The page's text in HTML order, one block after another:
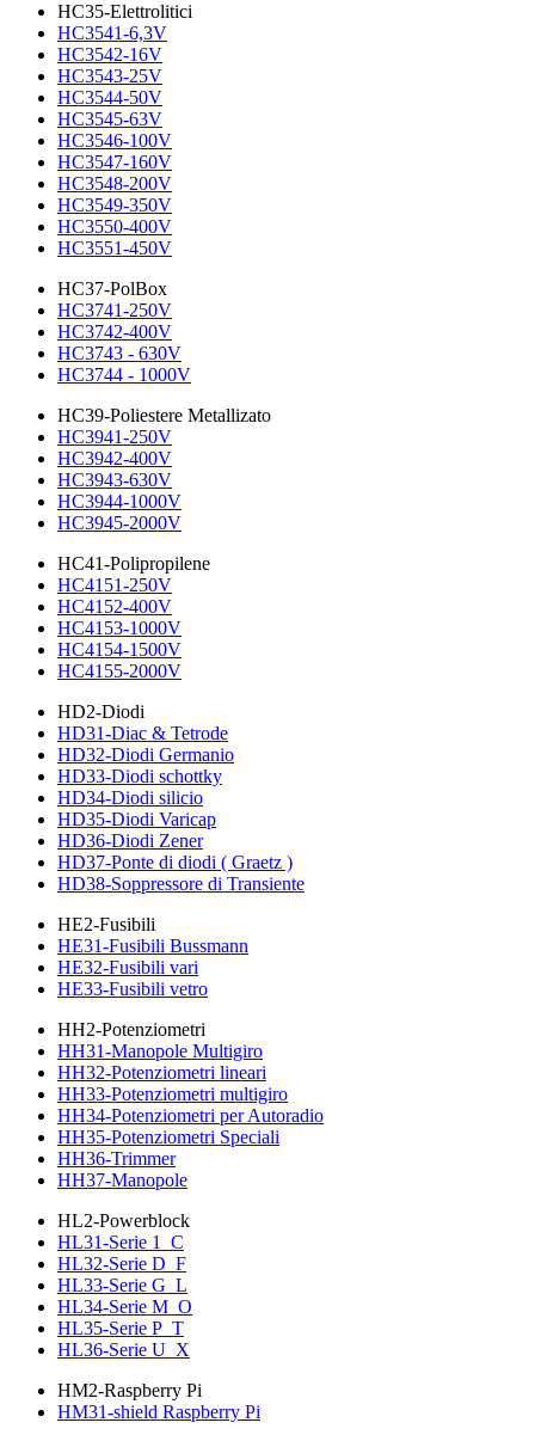
HC35-Elettrolitici
HC3541-6,3V
HC3542-16V
HC3543-25V
HC3544-50V
HC3545-63V
HC3546-100V
HC3547-160V
HC3548-200V
HC3549-350V
HC3550-400V
HC3551-450V
HC37-PolBox
HC3741-250V
HC3742-400V
HC3743 - 630V
HC3744 - 1000V
HC39-Poliestere Metallizato
HC3941-250V
HC3942-400V
HC3943-630V
HC3944-1000V
HC3945-2000V
HC41-Polipropilene
HC4151-250V
HC4152-400V
HC4153-1000V
HC4154-1500V
HC4155-2000V
HD2-Diodi
HD31-Diac & Tetrode
HD32-Diodi Germanio
HD33-Diodi schottky
HD34-Diodi silicio
HD35-Diodi Varicap
HD36-Diodi Zener
HD37-Ponte di diodi ( Graetz )
HD38-Soppressore di Transiente
HE2-Fusibili
HE31-Fusibili Bussmann
HE32-Fusibili vari
HE33-Fusibili vetro
HH2-Potenziometri
HH31-Manopole Multigiro
HH32-Potenziometri lineari
HH33-Potenziometri multigiro
HH34-Potenziometri per Autoradio
HH35-Potenziometri Speciali
HH36-Trimmer
HH37-Manopole
HL2-Powerblock
HL31-Serie 1_C
HL32-Serie D_F
HL33-Serie G_L
HL34-Serie M_O
HL35-Serie P_T
HL36-Serie U_X
HM2-Raspberry Pi
HM31-shield Raspberry Pi